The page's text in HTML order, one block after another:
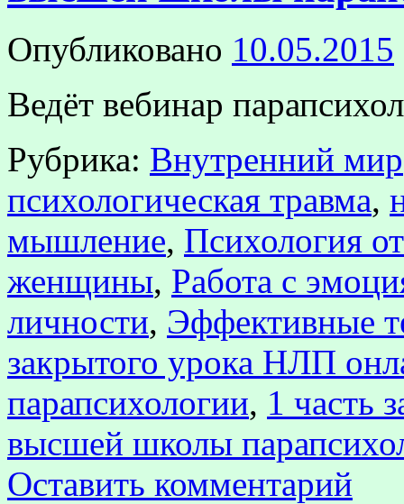
Опубликовано 10.05.2015
Ведёт вебинар
Рубрика: Внутренний мир
психологическая травма,
мышление, Психология
женщины, Работа с
личности, Эффективные
закрытого урока НЛП
парапсихологии, 1 часть
высшей школы
Оставить комментарий